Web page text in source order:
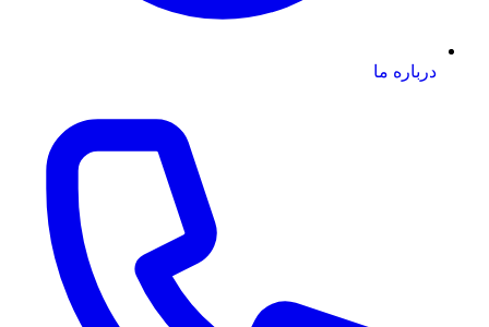
درباره ما